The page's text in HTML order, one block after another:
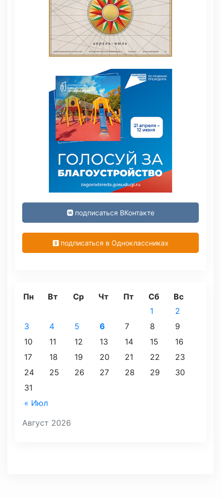
подписаться ВКонтакте
подписаться в Одноклассниках
Август 2026
Пн Вт Ср Чт Пт Сб Вс
« Июл
1
2
3
4 5 6 7 8
9
10
11 12 13 14 15
16
17
18 19 20 21 22
23
24
25 26 27 28 29
30
31